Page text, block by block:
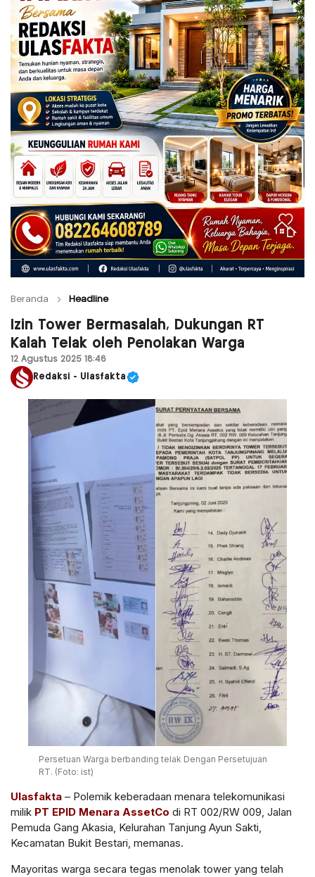
Beranda Headline
Izin Tower Bermasalah, Dukungan RT
Kalah Telak oleh Penolakan Warga
12 Agustus 2025 18:46
Redaksi - Ulasfakta
Persetuan Warga berbanding telak Dengan Persetujuan
RT. (Foto: ist)
Ulasfakta – Polemik keberadaan menara telekomunikasi
milik PT EPID Menara AssetCo di RT 002/RW 009, Jalan
Pemuda Gang Akasia, Kelurahan Tanjung Ayun Sakti,
Kecamatan Bukit Bestari, memanas.
Mayoritas warga secara tegas menolak tower yang telah